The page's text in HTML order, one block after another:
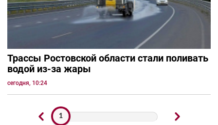
Трассы Ростовской области стали поливать
водой из-за жары
сегодня, 10:24
1